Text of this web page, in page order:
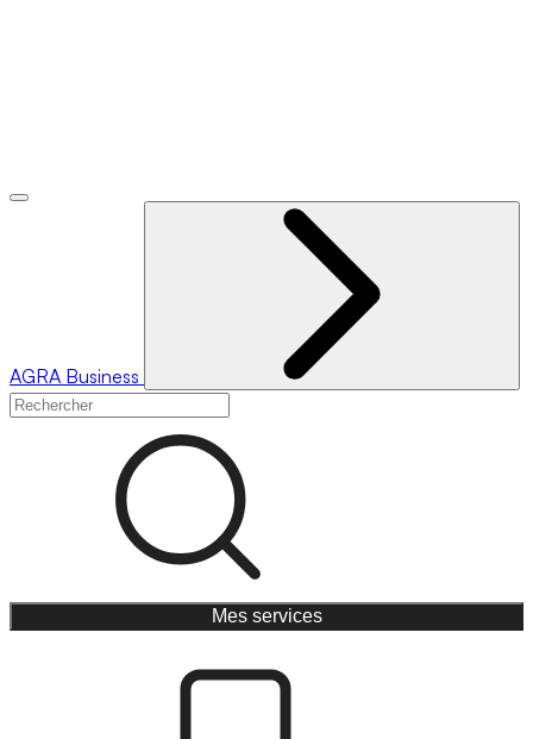
AGRA Business
Mes services